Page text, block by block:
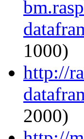
1000)
http://
2000)